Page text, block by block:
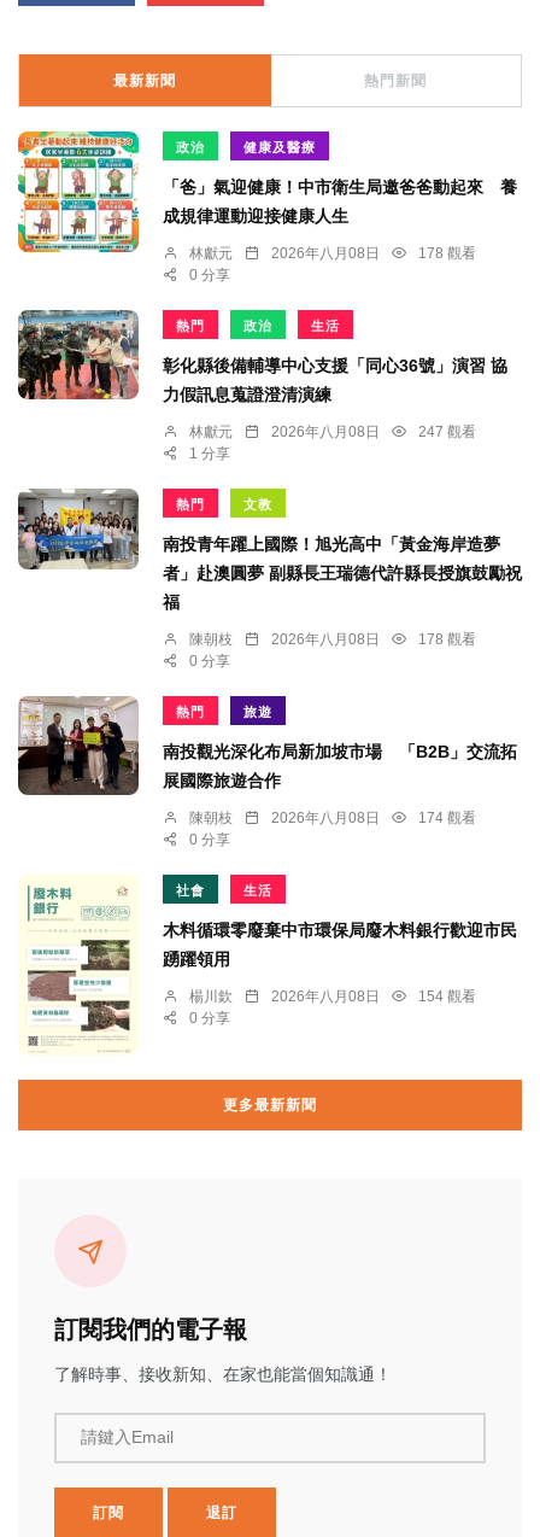
最新新聞 熱門新聞
政治 健康及醫療
「爸」氣迎健康！中市衛生局邀爸爸動起來 養
成規律運動迎接健康人生
林獻元 2026年八月08日
178 觀看
0 分享
熱門 政治 生活
彰化縣後備輔導中心支援「同心36號」演習 協
力假訊息蒐證澄清演練
林獻元 2026年八月08日
247 觀看
1 分享
熱門 文教
南投青年躍上國際！旭光高中「黃金海岸造夢
者」赴澳圓夢 副縣長王瑞德代許縣長授旗鼓勵祝
福
陳朝枝 2026年八月08日
178 觀看
0 分享
熱門 旅遊
南投觀光深化布局新加坡市場 「B2B」交流拓
展國際旅遊合作
陳朝枝 2026年八月08日
174 觀看
0 分享
社會 生活
木料循環零廢棄中市環保局廢木料銀行歡迎市民
踴躍領用
楊川欽 2026年八月08日
154 觀看
0 分享
更多最新新聞
訂閱我們的電子報
了解時事、接收新知、在家也能當個知識通！
請鍵入Email
訂閱 退訂